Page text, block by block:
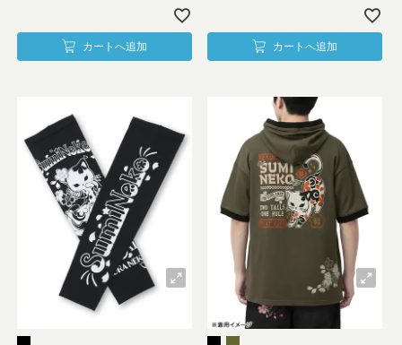
カートへ追加 カートへ追加